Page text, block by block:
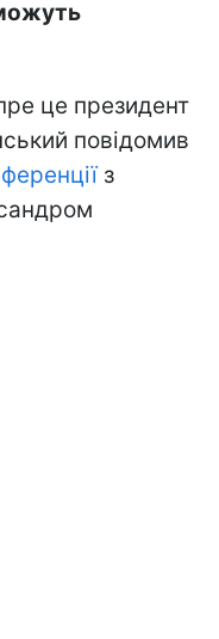
це президент
повідомив
з